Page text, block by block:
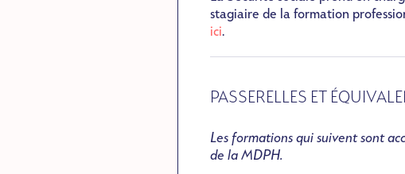
stagiaire de la formation
ici.
PASSERELLES ET
Les formations qui suivent sont
de la MDPH.